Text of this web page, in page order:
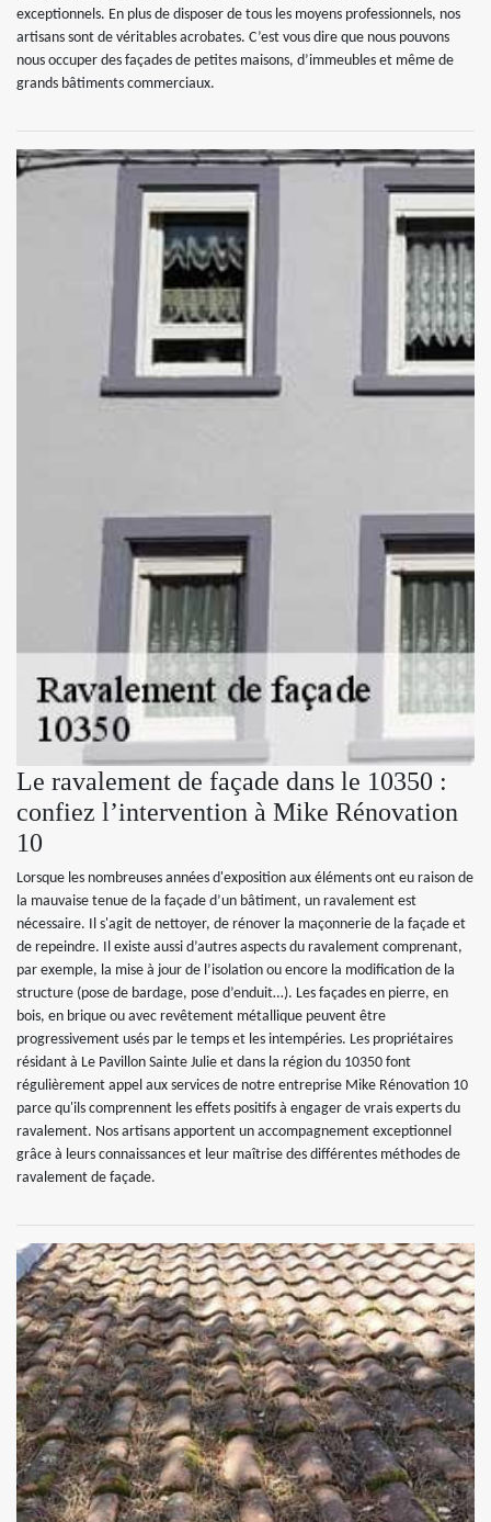
exceptionnels. En plus de disposer de tous les moyens professionnels, nos
artisans sont de véritables acrobates. C’est vous dire que nous pouvons
nous occuper des façades de petites maisons, d’immeubles et même de
grands bâtiments commerciaux.
Le ravalement de façade dans le 10350 :
confiez l’intervention à Mike Rénovation
10
Lorsque les nombreuses années d'exposition aux éléments ont eu raison de
la mauvaise tenue de la façade d’un bâtiment, un ravalement est
nécessaire. Il s'agit de nettoyer, de rénover la maçonnerie de la façade et
de repeindre. Il existe aussi d’autres aspects du ravalement comprenant,
par exemple, la mise à jour de l’isolation ou encore la modification de la
structure (pose de bardage, pose d’enduit…). Les façades en pierre, en
bois, en brique ou avec revêtement métallique peuvent être
progressivement usés par le temps et les intempéries. Les propriétaires
résidant à Le Pavillon Sainte Julie et dans la région du 10350 font
régulièrement appel aux services de notre entreprise Mike Rénovation 10
parce qu'ils comprennent les effets positifs à engager de vrais experts du
ravalement. Nos artisans apportent un accompagnement exceptionnel
grâce à leurs connaissances et leur maîtrise des différentes méthodes de
ravalement de façade.